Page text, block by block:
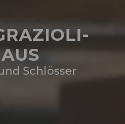
Schlösser